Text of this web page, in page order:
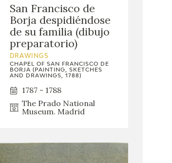
San Francisco de
Borja despidiéndose
de su familia (dibujo
preparatorio)
DRAWINGS
CHAPEL OF SAN FRANCISCO DE
BORJA (PAINTING, SKETCHES
AND DRAWINGS, 1788)
1787 - 1788
The Prado National
Museum. Madrid